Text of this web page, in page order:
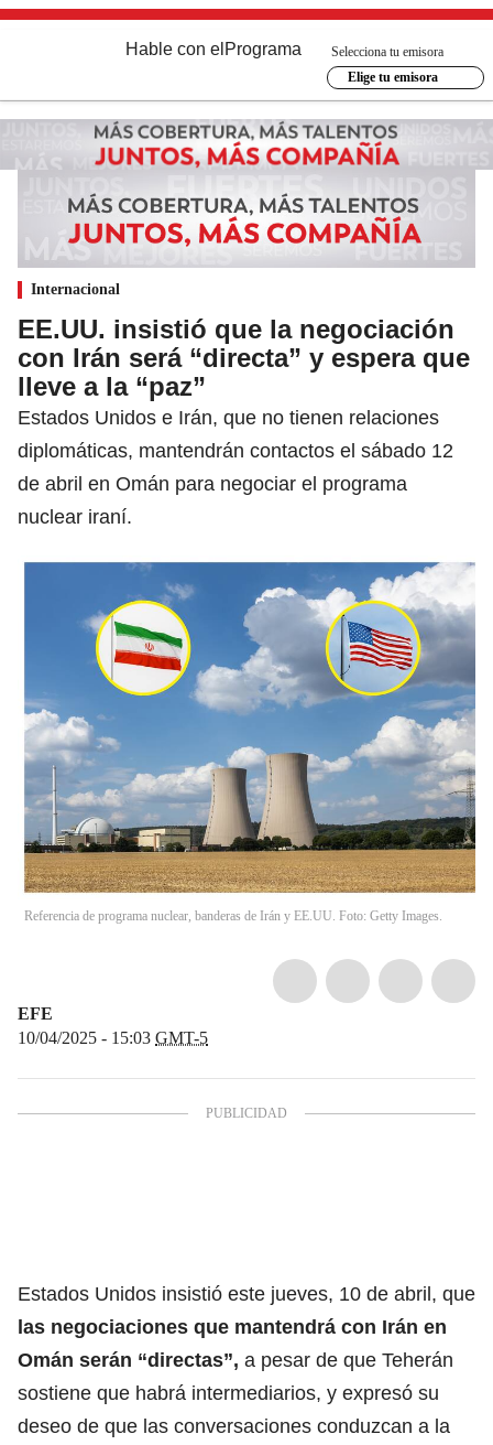
Hable con el Programa
Selecciona tu emisora
Elige tu emisora
Internacional
EE.UU. insistió que la negociación
con Irán será “directa” y espera que
lleve a la “paz”
Estados Unidos e Irán, que no tienen relaciones
diplomáticas, mantendrán contactos el sábado 12
de abril en Omán para negociar el programa
nuclear iraní.
Referencia de programa nuclear, banderas de Irán y EE.UU. Foto: Getty Images.
EFE
10/04/2025 - 15:03 GMT-5
Estados Unidos insistió este jueves, 10 de abril, que
las negociaciones que mantendrá con Irán en
Omán serán “directas”, a pesar de que Teherán
sostiene que habrá intermediarios, y expresó su
deseo de que las conversaciones conduzcan a la